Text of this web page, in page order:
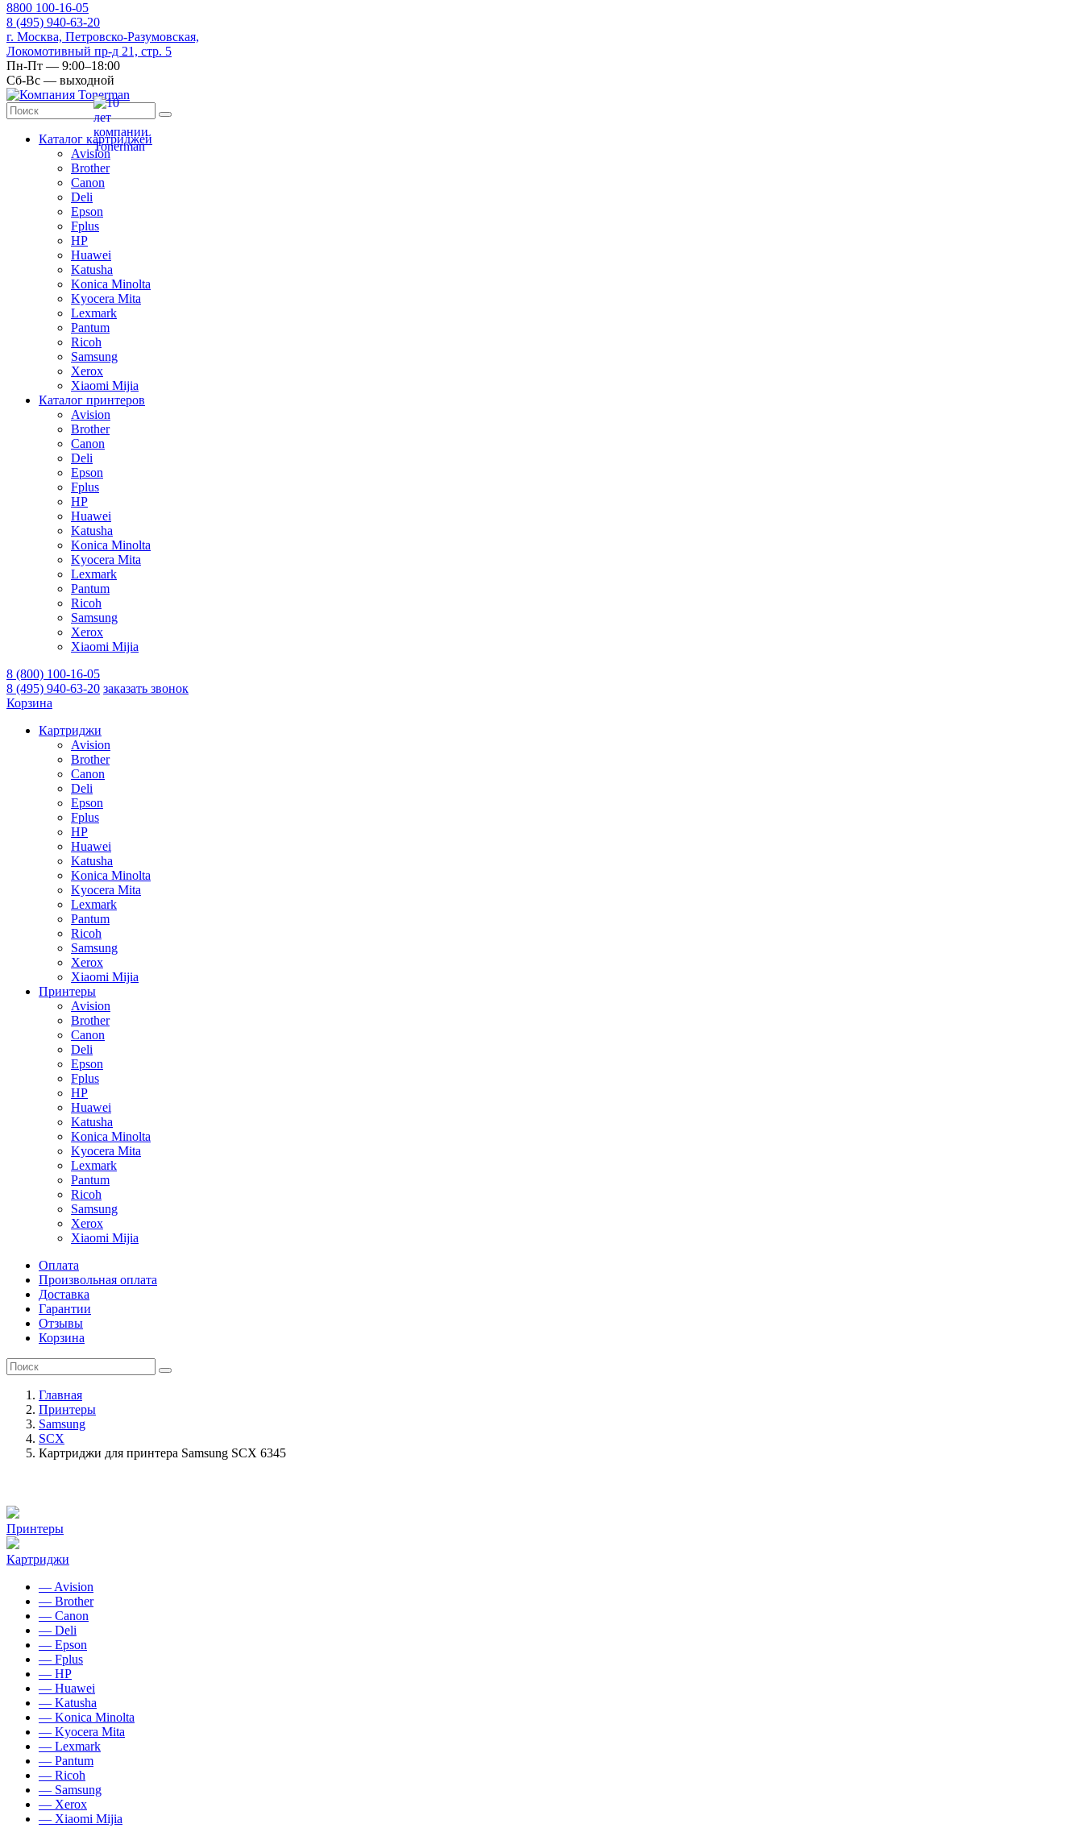
8800 100-16-05
8 (495) 940-63-20
г. Москва, Петровско-Разумовская,
Локомотивный пр-д 21, стр. 5
Пн-Пт — 9:00–18:00
Сб-Вс — выходной
Каталог картриджей
Avision
Brother
Canon
Deli
Epson
Fplus
HP
Huawei
Katusha
Konica Minolta
Kyocera Mita
Lexmark
Pantum
Ricoh
Samsung
Xerox
Xiaomi Mijia
Каталог принтеров
Avision
Brother
Canon
Deli
Epson
Fplus
HP
Huawei
Katusha
Konica Minolta
Kyocera Mita
Lexmark
Pantum
Ricoh
Samsung
Xerox
Xiaomi Mijia
8 (800) 100-16-05
8 (495) 940-63-20 заказать звонок
Корзина
Картриджи
Avision
Brother
Canon
Deli
Epson
Fplus
HP
Huawei
Katusha
Konica Minolta
Kyocera Mita
Lexmark
Pantum
Ricoh
Samsung
Xerox
Xiaomi Mijia
Принтеры
Avision
Brother
Canon
Deli
Epson
Fplus
HP
Huawei
Katusha
Konica Minolta
Kyocera Mita
Lexmark
Pantum
Ricoh
Samsung
Xerox
Xiaomi Mijia
Оплата
Произвольная оплата
Доставка
Гарантии
Отзывы
Корзина
Главная
Принтеры
Samsung
SCX
Картриджи для принтера Samsung SCX 6345
Принтеры
Картриджи
— Avision
— Brother
— Canon
— Deli
— Epson
— Fplus
— HP
— Huawei
— Katusha
— Konica Minolta
— Kyocera Mita
— Lexmark
— Pantum
— Ricoh
— Samsung
— Xerox
— Xiaomi Mijia